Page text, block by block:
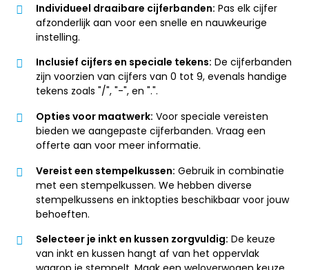
Individueel draaibare cijferbanden: Pas elk cijfer
afzonderlijk aan voor een snelle en nauwkeurige
instelling.
Inclusief cijfers en speciale tekens: De cijferbanden
zijn voorzien van cijfers van 0 tot 9, evenals handige
tekens zoals "/", "-", en ".".
Opties voor maatwerk: Voor speciale vereisten
bieden we aangepaste cijferbanden. Vraag een
offerte aan voor meer informatie.
Vereist een stempelkussen: Gebruik in combinatie
met een stempelkussen. We hebben diverse
stempelkussens en inktopties beschikbaar voor jouw
behoeften.
Selecteer je inkt en kussen zorgvuldig: De keuze
van inkt en kussen hangt af van het oppervlak